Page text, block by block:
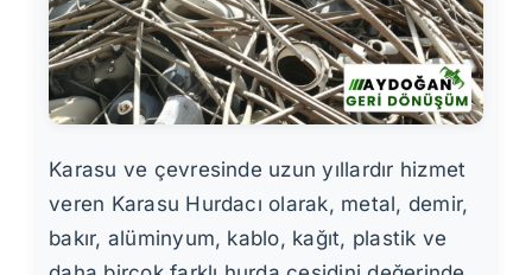
Karasu ve çevresinde uzun yıllardır hizmet
veren Karasu Hurdacı olarak, metal, demir,
bakır, alüminyum, kablo, kağıt, plastik ve